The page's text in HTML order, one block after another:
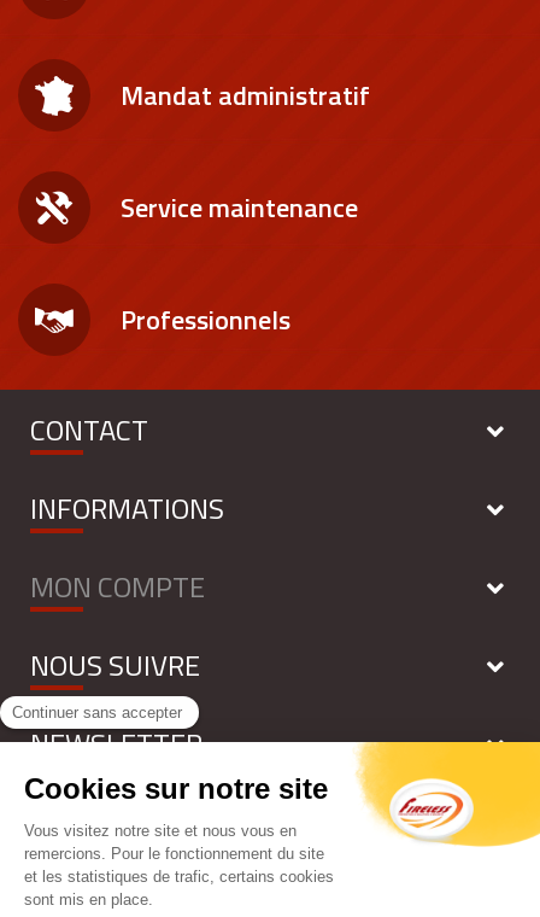
Mandat administratif
Service maintenance
Professionnels
CONTACT
INFORMATIONS
MON COMPTE
NOUS SUIVRE
NEWSLETTER
Tous droits réservés - FIRELESS 2018 - by